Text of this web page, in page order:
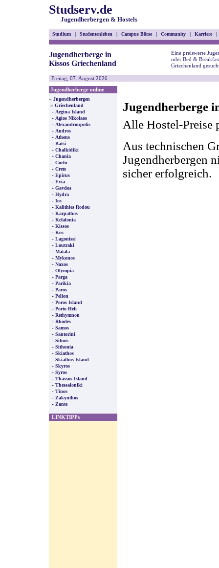
Studserv.de
Jugendherbergen & Hostels
Studium | Studentenleben | Campus Börse | Community | Karriere |
Jugendherberge in
Kissos Griechenland
Eine preiswerte
oder Bed &
Griechenland
Freitag, 07. August 2026
Jugendherberge online
» Jugendherbergen
» Griechenland
- Aegina Island
- Agios Nikolaos
- Alexandroupolis
- Andros
- Athens
- Batsi
- Chalkidiki
- Chania
- Corfu
- Crete
- Epirus
- Evia
- Gavdos
- Hydra
- Ios
- Kalithies Rodou
- Karpathos
- Kefalonia
- Kissos
- Kos
- Lagonissi
- Loutraki
- Matala
- Mykonos
- Naxos
- Olympia
- Parga
- Parikia
- Paros
- Pelion
- Poros Island
- Porto Heli
- Rethymnon
- Rhodes
- Samos
- Santorini
- Sifnos
- Sithonia
- Skiathos
- Skiathos Island
- Skyros
- Syros
- Thassos Island
- Thessaloniki
- Tinos
- Zakynthos
- Zante
LINKTIPPs
Jugendherberge
Alle Hostel-Preise
Aus technischen
Jugendherbergen
sicher erfolgreich.